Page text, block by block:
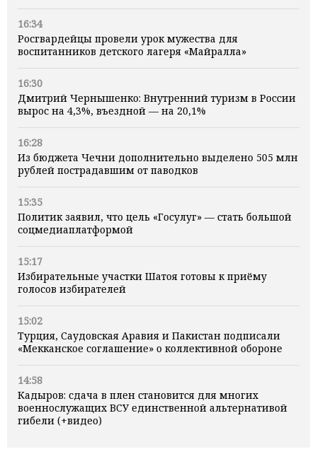
16:34
Росгвардейцы провели урок мужества для
воспитанников детского лагеря «Майралла»
16:30
Дмитрий Чернышенко: Внутренний туризм в России
вырос на 4,3%, въездной — на 20,1%
16:28
Из бюджета Чечни дополнительно выделено 505 млн
рублей пострадавшим от паводков
15:35
Политик заявил, что цель «Госулуг» — стать большой
соцмедиаплатформой
15:17
Избирательные участки Шатоя готовы к приёму
голосов избирателей
15:02
Турция, Саудовская Аравия и Пакистан подписали
«Мекканское соглашение» о коллективной обороне
14:58
Кадыров: сдача в плен становится для многих
военнослужащих ВСУ единственной альтернативой
гибели (+видео)